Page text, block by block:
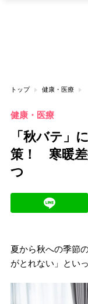
トップ 健康・医療
健康・医療
「秋バテ」
策！ 寒暖差
つ
夏から秋への季節
がとれない」とい